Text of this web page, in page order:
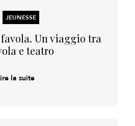
JEUNESSE
Un viaggio tra
e teatro
la suite